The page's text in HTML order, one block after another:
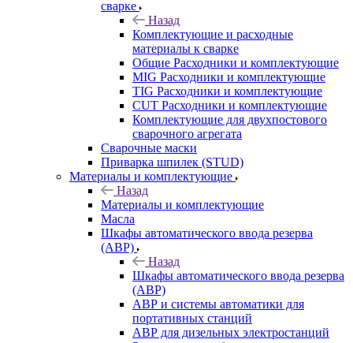
сварке
Назад
Комплектующие и расходные
материалы к сварке
Общие Расходники и комплектующие
MIG Расходники и комплектующие
TIG Расходники и комплектующие
CUT Расходники и комплектующие
Комплектующие для двухпостового
сварочного агрегата
Сварочные маски
Приварка шпилек (STUD)
Материалы и комплектующие
Назад
Материалы и комплектующие
Масла
Шкафы автоматического ввода резерва
(АВР)
Назад
Шкафы автоматического ввода резерва
(АВР)
АВР и системы автоматики для
портативных станций
АВР для дизельных электростанций